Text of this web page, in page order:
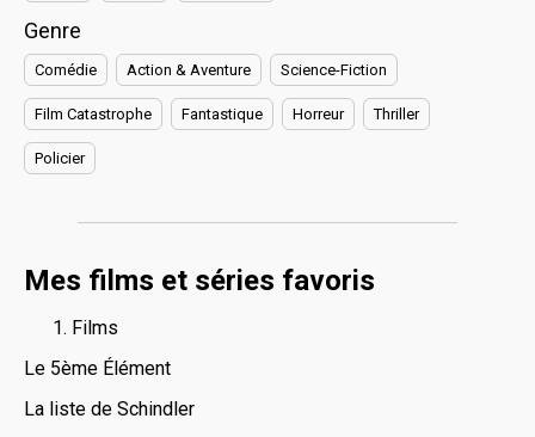
Genre
Comédie Action & Aventure Science-Fiction
Film Catastrophe Fantastique Horreur Thriller
Policier
Mes films et séries favoris
Films
Le 5ème Élément
La liste de Schindler